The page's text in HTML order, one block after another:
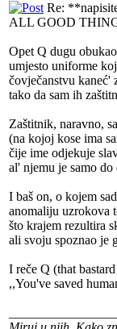
Re:
ALL GOOD
Opet Q dugu
umjesto uniforme
čovječanstvu kaneć'
tako da sam ih
Zaštitnik, naravno,
(na kojoj kose ima
čije ime odjekuje
al' njemu je samo
I baš on, o kojem
anomaliju uzrokova
što krajem rezultira
ali svoju spoznao je
I reče Q (that
,,You've saved